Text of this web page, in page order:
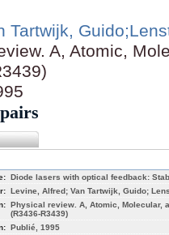
Tartwijk, Guido
A, Atomic,
Diode lasers with optical feedback:
Levine, Alfred; Van Tartwijk, Guido;
Physical review. A, Atomic, Molecular,
(R3436-R3439)
Publié, 1995